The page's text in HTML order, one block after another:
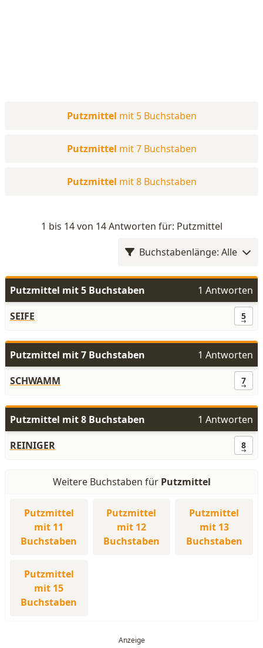
Putzmittel mit 5 Buchstaben
Putzmittel mit 7 Buchstaben
Putzmittel mit 8 Buchstaben
1 bis 14 von 14 Antworten für: Putzmittel
Buchstabenlänge: Alle
Putzmittel mit 5 Buchstaben
1 Antworten
SEIFE
5
Putzmittel mit 7 Buchstaben
1 Antworten
SCHWAMM
7
Putzmittel mit 8 Buchstaben
1 Antworten
REINIGER
8
Weitere Buchstaben für Putzmittel
Putzmittel
mit 11
Buchstaben
Putzmittel
mit 12
Buchstaben
Putzmittel
mit 13
Buchstaben
Putzmittel
mit 15
Buchstaben